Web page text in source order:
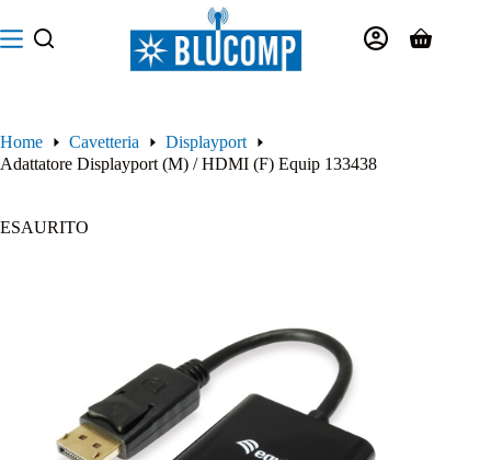
al
contenuto
Carrello
Home Cavetteria
Displayport
Adattatore Displayport (M) / HDMI (F) Equip 133438
ESAURITO